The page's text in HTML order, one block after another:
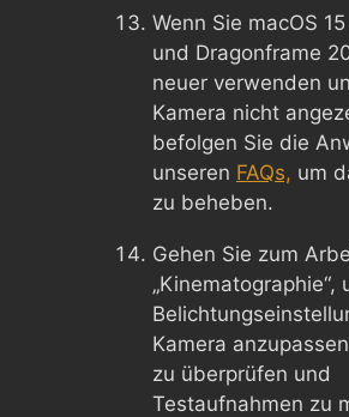
Wenn Sie macOS
und Dragonframe
neuer verwenden
Kamera nicht
befolgen Sie die
unseren FAQs, um
zu beheben.
Gehen Sie zum
„Kinematographie“,
Kamera
zu überprüfen und
Testaufnahmen zu